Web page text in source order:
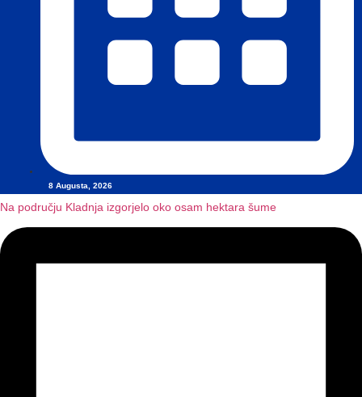
8 Augusta, 2026
Na području Kladnja izgorjelo oko osam hektara šume